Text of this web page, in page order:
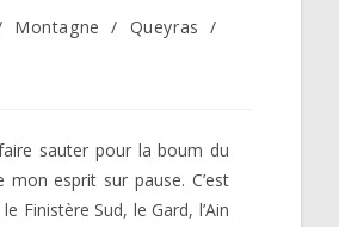
Montagne / Queyras
/
sauter pour la boum du
esprit sur pause. C’est
Finistère Sud, le Gard, l’Ain